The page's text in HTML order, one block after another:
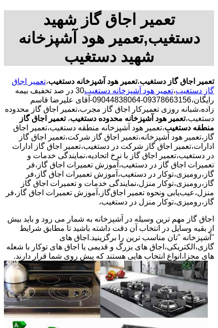
تعمیر اجاق گاز شهید
دستغیب,تعمیر هود آشپزخانه
شهید دستغیب
تعمیر اجاق گاز دستغیب،تعمیر هود آشپزخانه دستغیب،تعمیر اجاق
گاز دستغیب،تعمیر هود آشپزخانه دستغیب
30 در صد تخفیف بیمه
رایگان،09378663156-09044838064-آقای علیرضا قاسم
زاده،شبانه روزی تعمیرکار اجاق گاز مجرب،تعمیر اجاق گاز محدوده
دستغیب،تعمیر هود آشپزخانه محدوده دستغیب، تعمیر اجاق گاز
منطقه دستغیب،تعمیر هود آشپزخانه منطقه دستغیب،تعمیر اجاق
گاز،تعمیر هود آشپزخانه،تعمیر اجاق گاز شرکت،تعمیر اجاق گاز
ادارات،تعمیر اجاق گاز شرکت در دستغیب،تعمیر اجاق گاز ادارات
در دستغیب،تعمیر اجاق گاز با نرخ اتحادیه،نمایندگی خدمات و
تعمیرات اجاق گاز در دستغیب،آموزش تعمیرات اجاق گاز،فر
گاز،رومیزی،توکار در دستغیب،آموزش تعمیرات اجاق گاز،فر
گاز،رومیزی،توکار منزل،نمایندگی خدمات و تعمیرات اجاق گاز
منزل،عیب‌یابی ونحوه تعمیر اجاق‌گاز،آموزش تعمیرات اجاق گاز،فر
گاز،رومیزی،توکار منزل در دستغیب،
اجاق گاز مهم ترین وسیله در آشپزخانه به شمار می رود و باید بیش
از بقیه وسایل در انتخاب آن دقت داشته باشید تا مطابق شرایط
"آشپزخانه "تان مناسب ترین را برگزینید.اجاق های
گازی،الکتریکی،اجاق های بزرگ و قدیمی یا اجاق های توکار با شعله
های مجزا،انواع انتخاب هایی هستند که پیش روی شما قرار دارند.